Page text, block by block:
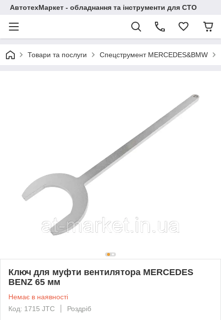
АвтотехМаркет - обладнання та інструменти для СТО
Товари та послуги Спецструмент MERCEDES&BMW
Ключ для муфти вентилятора МERCEDES
BENZ 65 мм
Немає в наявності
Код: 1715 JTC
Роздріб